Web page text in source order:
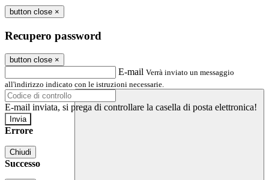
button close ×
Recupero password
button close ×
E-mail Verrà inviato un messaggio
all'indirizzo indicato con le istruzioni necessarie.
E-mail inviata, si prega di controllare la casella di posta elettronica!
Errore
Chiudi
Successo